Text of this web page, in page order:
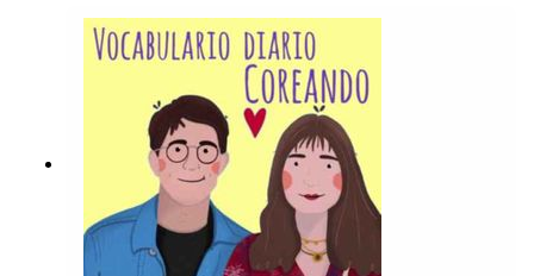
escarga el pdf de la lección en la descripción del
video de nuestro canal de youtube:
:https://www.youtube.com/watch?
v=2xP1jteE7ws&lc=UgwNiorEPC8Cttcv7ad4AaA
BAg&ab_channel=CoreandoRecuerda seguirnos
en todas nuestras redes
sociales!https://www.instagram.com/coreandolah
ttps://www.youtube.com/c/Coreandohttps://www.
facebook.com/Coreandola